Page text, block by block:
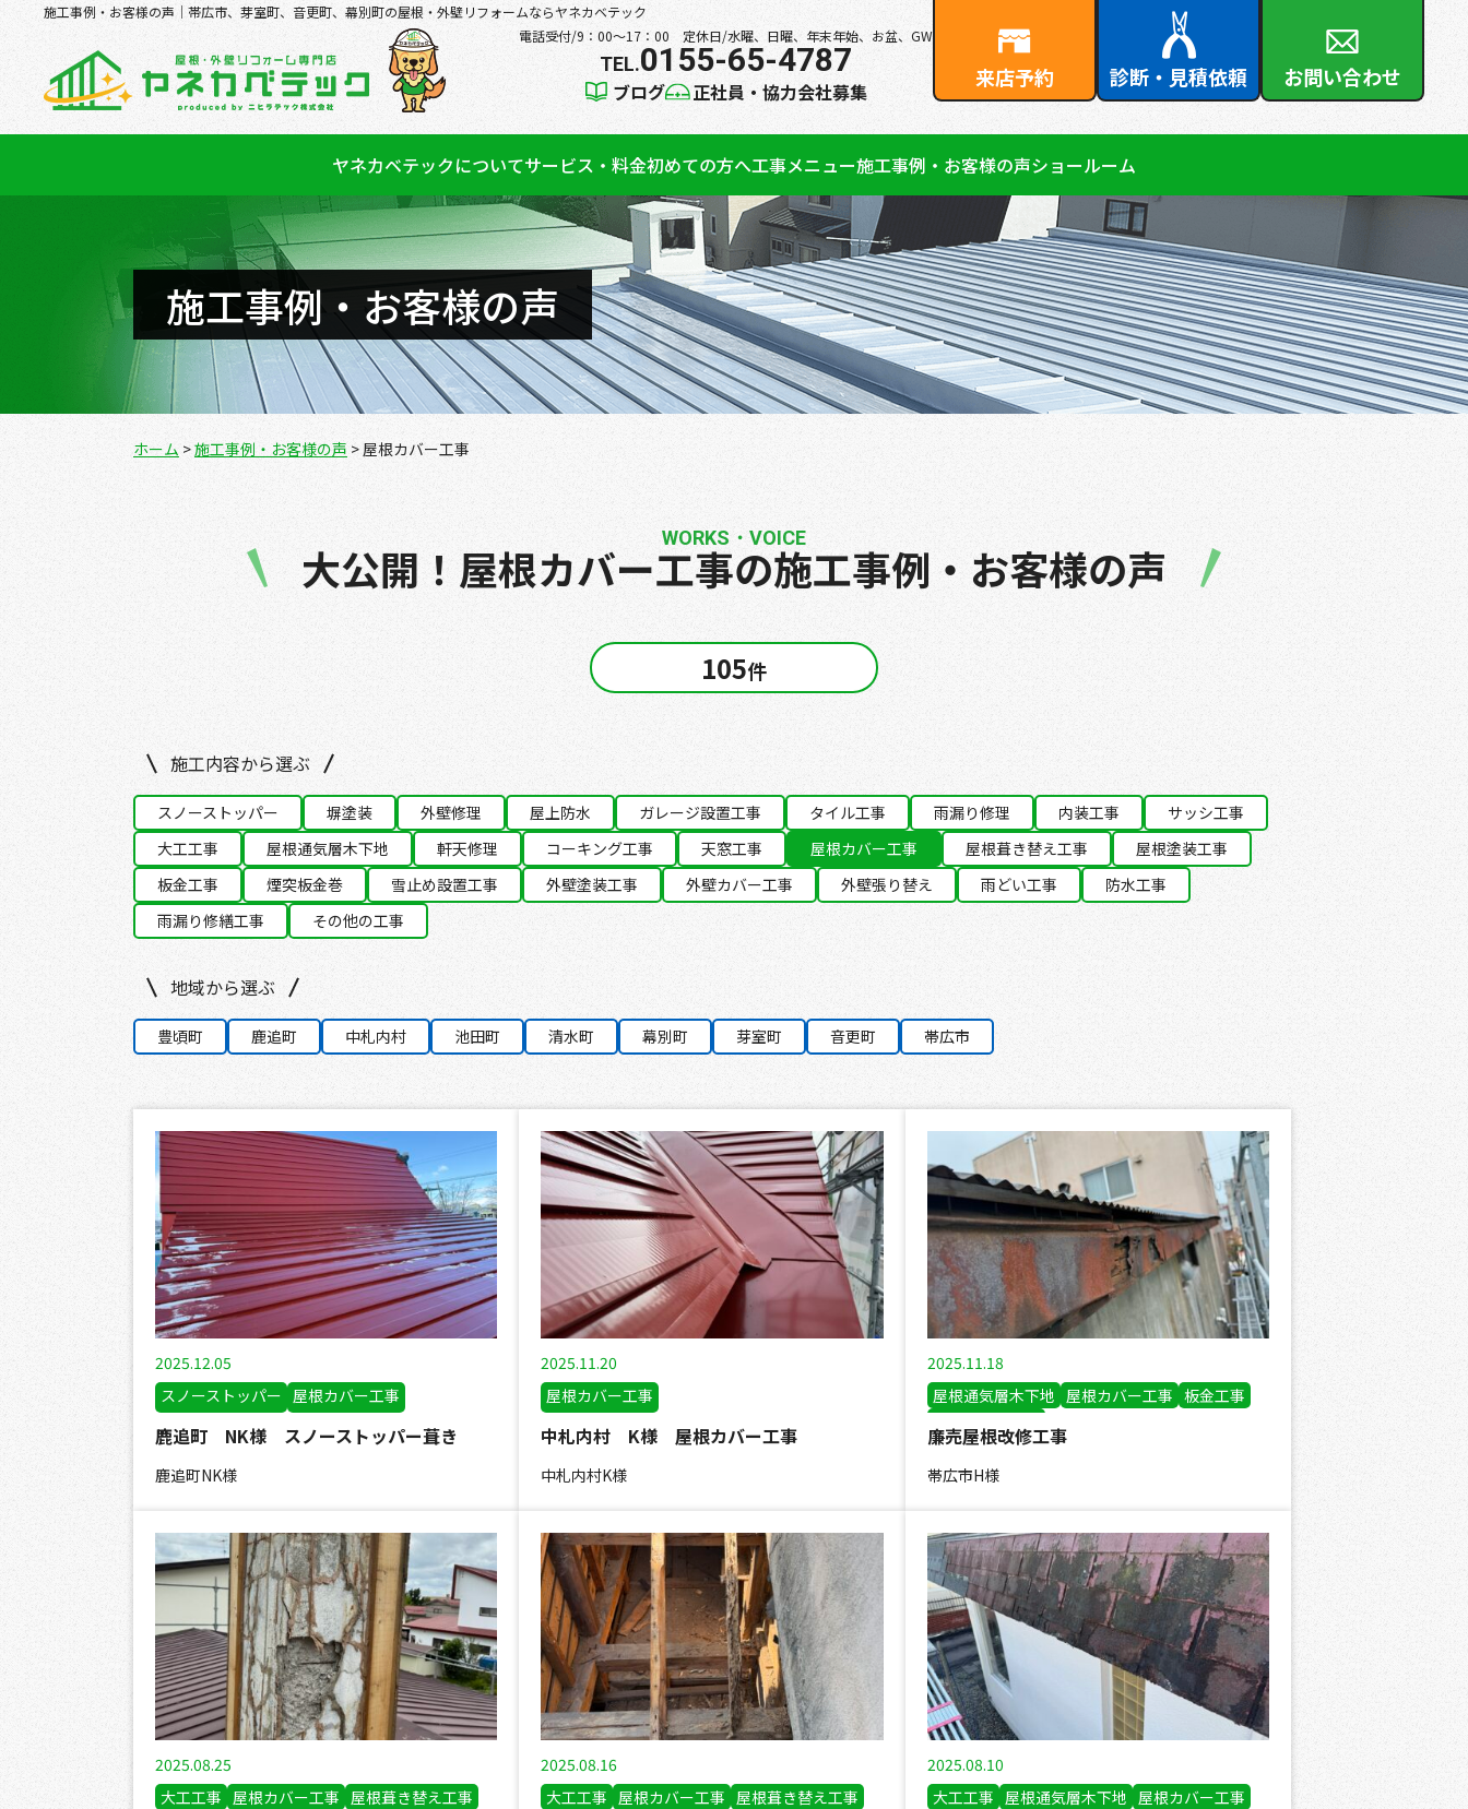
施工事例・お客様の声｜帯広市、芽室町、音更町、幕別町の屋根・外壁リフォームならヤネカベテック
電話受付/9：00～17：00 定休日/水曜、日曜、年末年始、お盆、GW
0155-65-4787
ブログ 正社員・協力会社募集
来店予約 診断・見積依頼 お問い合わせ
ヤネカベテックについてサービス・料金初めての方へ工事メニュー施工事例・お客様の声ショールーム
施工事例・お客様の声
ホーム >施工事例・お客様の声 >屋根カバー工事
大公開！ 屋根カバー工事の施工事例・お客様の声
WORKS・VOICE
105件
施工内容から選ぶ
スノーストッパー 塀塗装 外壁修理 屋上防水 ガレージ設置工事 タイル工事 雨漏り修理 内装工事
サッシ工事
大工工事
屋根通気層木下地 軒天修理 コーキング工事 天窓工事 屋根カバー工事 屋根葺き替え工事
屋根塗装工事
板金工事
煙突板金巻 雪止め設置工事 外壁塗装工事 外壁カバー工事 外壁張り替え 雨どい工事
防水工事
雨漏り修繕工事
その他の工事
地域から選ぶ
豊頃町 鹿追町 中札内村 池田町 清水町 幕別町 芽室町 音更町 帯広市
2025.12.05
鹿追町 NK様 スノーストッパー葺き
鹿追町NK様
スノーストッパー 屋根カバー工事
2025.11.20
中札内村 K様 屋根カバー工事
中札内村K様
屋根カバー工事
2025.11.18
廉売屋根改修工事
帯広市H様
屋根通気層木下地 屋根カバー工事 板金工事
2025.08.25
大工工事 屋根カバー工事 屋根葺き替え工事
2025.08.16
大工工事 屋根カバー工事 屋根葺き替え工事
2025.08.10
大工工事 屋根通気層木下地 屋根カバー工事